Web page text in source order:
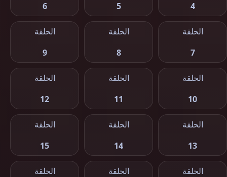
4
5
6
الحلقة
7
الحلقة
8
الحلقة
9
الحلقة
10
الحلقة
11
الحلقة
12
الحلقة
13
الحلقة
14
الحلقة
15
الحلقة
الحلقة
الحلقة